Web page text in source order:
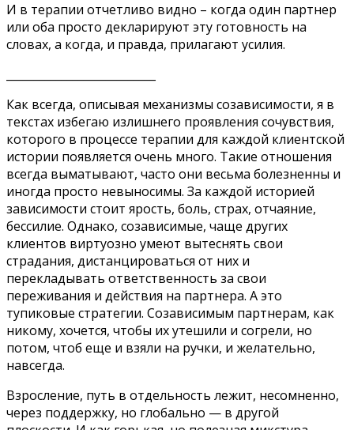
И в терапии отчетливо видно – когда один партнер
или оба просто декларируют эту готовность на
словах, а когда, и правда, прилагают усилия.
Как всегда, описывая механизмы созависимости, я в
текстах избегаю излишнего проявления сочувствия,
которого в процессе терапии для каждой клиентской
истории появляется очень много. Такие отношения
всегда выматывают, часто они весьма болезненны и
иногда просто невыносимы. За каждой историей
зависимости стоит ярость, боль, страх, отчаяние,
бессилие. Однако, созависимые, чаще других
клиентов виртуозно умеют вытеснять свои
страдания, дистанцироваться от них и
перекладывать ответственность за свои
переживания и действия на партнера. А это
тупиковые стратегии. Созависимым партнерам, как
никому, хочется, чтобы их утешили и согрели, но
потом, чтоб еще и взяли на ручки, и желательно,
навсегда.
Взросление, путь в отдельность лежит, несомненно,
через поддержку, но глобально — в другой